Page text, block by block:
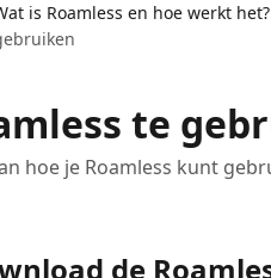
is Roamless en hoe werkt het?
te
hoe je Roamless kunt
de